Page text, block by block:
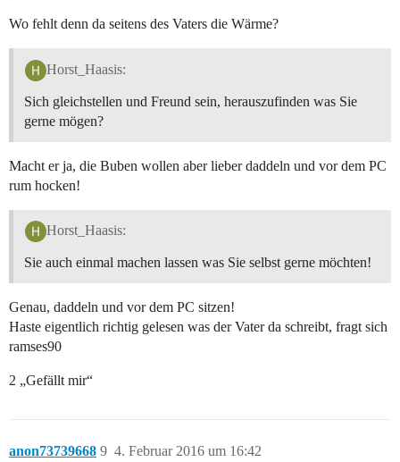
Wo fehlt denn da seitens des Vaters die Wärme?
Horst_Haasis:
Sich gleichstellen und Freund sein, herauszufinden was Sie
gerne mögen?
Macht er ja, die Buben wollen aber lieber daddeln und vor dem PC
rum hocken!
Horst_Haasis:
Sie auch einmal machen lassen was Sie selbst gerne möchten!
Genau, daddeln und vor dem PC sitzen!
Haste eigentlich richtig gelesen was der Vater da schreibt, fragt sich
ramses90
2 „Gefällt mir“
anon73739668 4. Februar 2016 um 16:42
9